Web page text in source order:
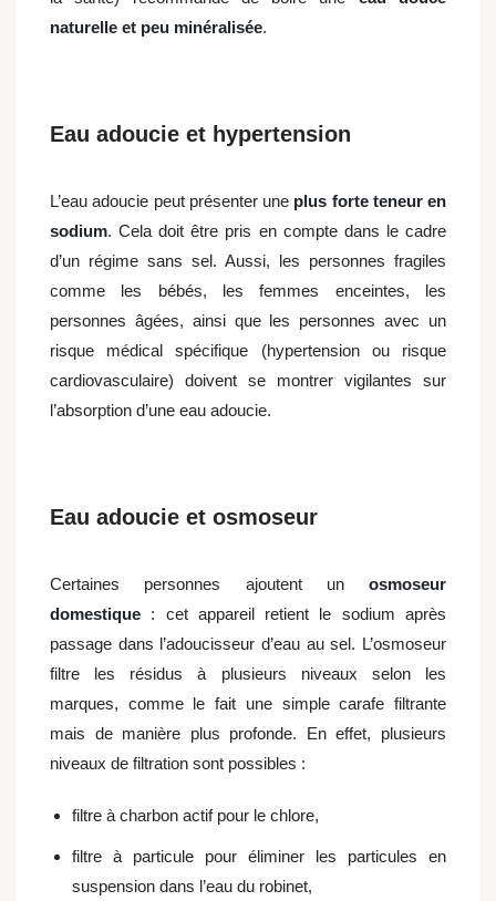
naturelle et peu minéralisée.
Eau adoucie et hypertension
L’eau adoucie peut présenter une plus forte teneur en
sodium. Cela doit être pris en compte dans le cadre
d’un régime sans sel. Aussi, les personnes fragiles
comme les bébés, les femmes enceintes, les
personnes âgées, ainsi que les personnes avec un
risque médical spécifique (hypertension ou risque
cardiovasculaire) doivent se montrer vigilantes sur
l’absorption d’une eau adoucie.
Eau adoucie et osmoseur
Certaines personnes ajoutent un osmoseur
domestique : cet appareil retient le sodium après
passage dans l’adoucisseur d’eau au sel. L’osmoseur
filtre les résidus à plusieurs niveaux selon les
marques, comme le fait une simple carafe filtrante
mais de manière plus profonde. En effet, plusieurs
niveaux de filtration sont possibles :
filtre à charbon actif pour le chlore,
filtre à particule pour éliminer les particules en
suspension dans l’eau du robinet,